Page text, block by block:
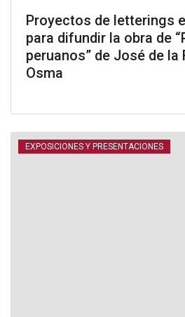
Proyectos de letterings
para difundir la obra de
peruanos” de José de la
Osma
EXPOSICIONES Y PRESENTACIONES